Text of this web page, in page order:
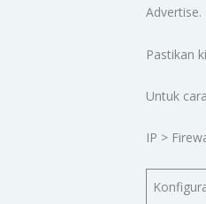
Advertise.
Pastikan
Untuk
IP >